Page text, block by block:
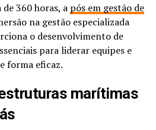
360 horas, a pós em gestão de
na gestão especializada
o desenvolvimento de
para liderar equipes e
forma eficaz.
marítimas